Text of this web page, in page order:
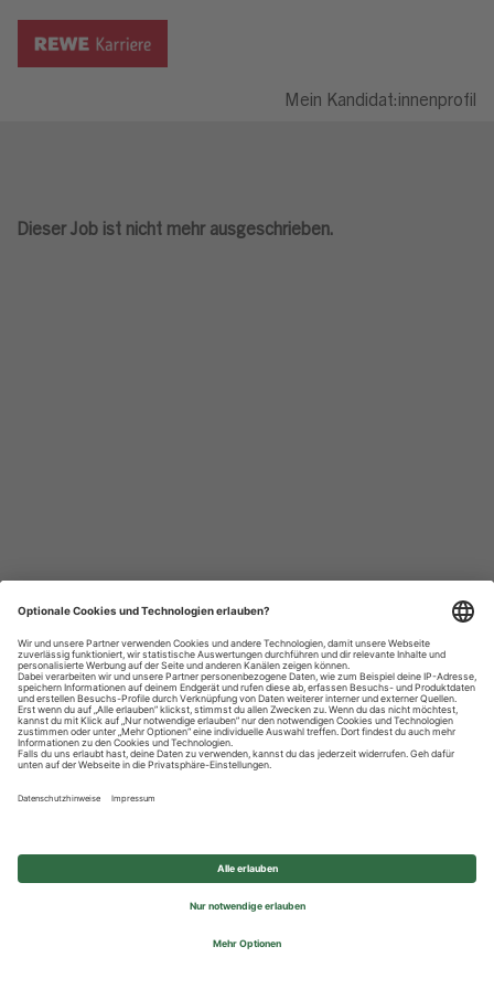
Mein Kandidat:innenprofil
Dieser Job ist nicht mehr ausgeschrieben.
Datenschutzhinweise
Impressum
Privatsphäre-Einstellungen
© 2026 REWE Group - All rights reserved